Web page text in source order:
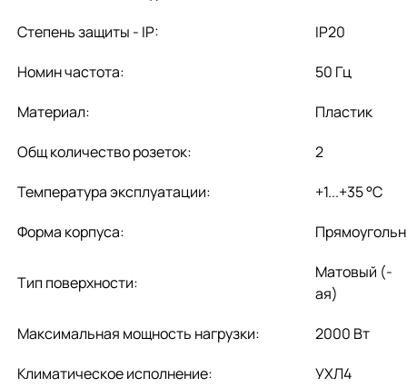
Степень защиты - IP:
IP20
Номин частота:
50 Гц
Материал:
Пластик
Общ количество розеток:
2
Температура эксплуатации:
+1...+35 °C
Форма корпуса:
Тип поверхности:
Матовый (-
ая)
Максимальная мощность нагрузки:
2000 Вт
Климатическое исполнение:
УХЛ4